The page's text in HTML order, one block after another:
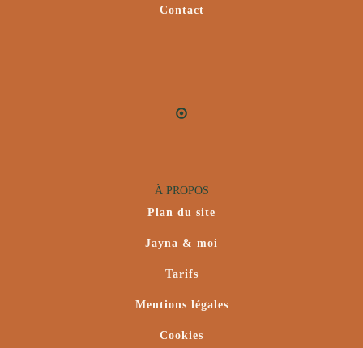
Contact
À PROPOS
Plan du site
Jayna & moi
Tarifs
Mentions légales
Cookies